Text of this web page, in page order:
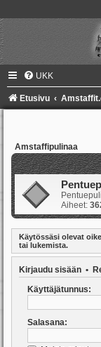
UKK
Etusivu
Amstaffipulinaa
Aiheet:
Käytössäsi olevat
tai lukemista.
Kirjaudu sisään •
Käyttäjätunnus:
Salasana: